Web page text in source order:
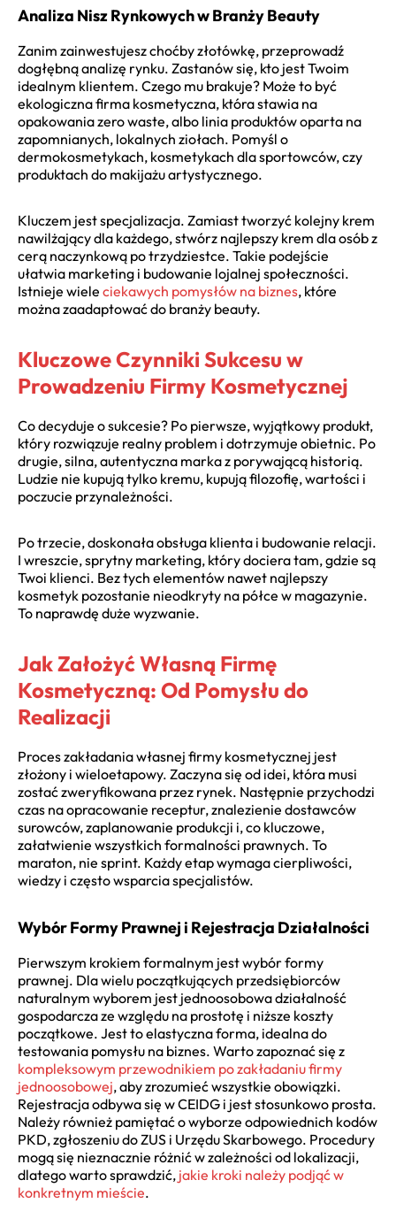
Analiza Nisz Rynkowych w Branży Beauty
Zanim zainwestujesz choćby złotówkę, przeprowadź
dogłębną analizę rynku. Zastanów się, kto jest Twoim
idealnym klientem. Czego mu brakuje? Może to być
ekologiczna firma kosmetyczna, która stawia na
opakowania zero waste, albo linia produktów oparta na
zapomnianych, lokalnych ziołach. Pomyśl o
dermokosmetykach, kosmetykach dla sportowców, czy
produktach do makijażu artystycznego.
Kluczem jest specjalizacja. Zamiast tworzyć kolejny krem
nawilżający dla każdego, stwórz najlepszy krem dla osób z
cerą naczynkową po trzydziestce. Takie podejście
ułatwia marketing i budowanie lojalnej społeczności.
Istnieje wiele ciekawych pomysłów na biznes, które
można zaadaptować do branży beauty.
Kluczowe Czynniki Sukcesu w
Prowadzeniu Firmy Kosmetycznej
Co decyduje o sukcesie? Po pierwsze, wyjątkowy produkt,
który rozwiązuje realny problem i dotrzymuje obietnic. Po
drugie, silna, autentyczna marka z porywającą historią.
Ludzie nie kupują tylko kremu, kupują filozofię, wartości i
poczucie przynależności.
Po trzecie, doskonała obsługa klienta i budowanie relacji.
I wreszcie, sprytny marketing, który dociera tam, gdzie są
Twoi klienci. Bez tych elementów nawet najlepszy
kosmetyk pozostanie nieodkryty na półce w magazynie.
To naprawdę duże wyzwanie.
Jak Założyć Własną Firmę
Kosmetyczną: Od Pomysłu do
Realizacji
Proces zakładania własnej firmy kosmetycznej jest
złożony i wieloetapowy. Zaczyna się od idei, która musi
zostać zweryfikowana przez rynek. Następnie przychodzi
czas na opracowanie receptur, znalezienie dostawców
surowców, zaplanowanie produkcji i, co kluczowe,
załatwienie wszystkich formalności prawnych. To
maraton, nie sprint. Każdy etap wymaga cierpliwości,
wiedzy i często wsparcia specjalistów.
Wybór Formy Prawnej i Rejestracja Działalności
Pierwszym krokiem formalnym jest wybór formy
prawnej. Dla wielu początkujących przedsiębiorców
naturalnym wyborem jest jednoosobowa działalność
gospodarcza ze względu na prostotę i niższe koszty
początkowe. Jest to elastyczna forma, idealna do
testowania pomysłu na biznes. Warto zapoznać się z
kompleksowym przewodnikiem po zakładaniu firmy
jednoosobowej, aby zrozumieć wszystkie obowiązki.
Rejestracja odbywa się w CEIDG i jest stosunkowo prosta.
Należy również pamiętać o wyborze odpowiednich kodów
PKD, zgłoszeniu do ZUS i Urzędu Skarbowego. Procedury
mogą się nieznacznie różnić w zależności od lokalizacji,
dlatego warto sprawdzić, jakie kroki należy podjąć w
konkretnym mieście.